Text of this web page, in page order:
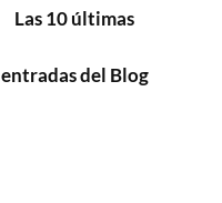
Las 10 últimas
entradas del Blog